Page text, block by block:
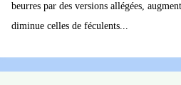
beurres par des versions allégées,
diminue celles de féculents...